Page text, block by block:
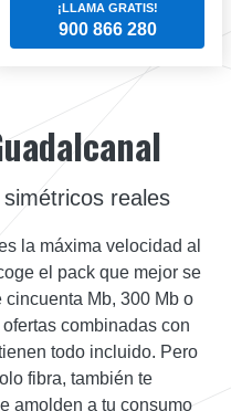
¡LLAMA GRATIS!
900 866 280
reales
la máxima velocidad al
el pack que mejor se
Mb, 300 Mb o
combinadas con
todo incluido. Pero
fibra, también te
amolden a tu consumo